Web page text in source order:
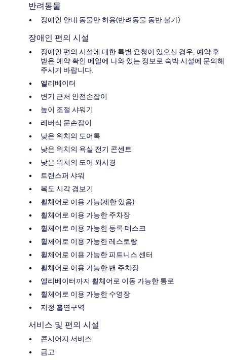
반려동물
장애인 안내 동물만 허용(반려동물 동반 불가)
장애인 편의 시설
장애인 편의 시설에 대한 특별 요청이 있으신 경우, 예약 후
받은 예약 확인 메일에 나와 있는 정보로 숙박 시설에 문의해
주시기 바랍니다.
엘리베이터
변기 근처 안전손잡이
높이 조절 샤워기
레버식 문손잡이
낮은 위치의 도어록
낮은 위치의 욕실 전기 콘센트
낮은 위치의 도어 외시경
트랜스퍼 샤워
복도 시각 경보기
휠체어로 이용 가능(제한 있음)
휠체어로 이용 가능한 주차장
휠체어로 이용 가능한 등록 데스크
휠체어로 이용 가능한 레스토랑
휠체어로 이용 가능한 피트니스 센터
휠체어로 이용 가능한 밴 주차장
엘리베이터까지 휠체어로 이동 가능한 통로
휠체어로 이용 가능한 수영장
지정 흡연구역
서비스 및 편의 시설
콘시어지 서비스
금고